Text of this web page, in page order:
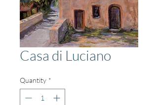
Casa di Luciano
Quantity *